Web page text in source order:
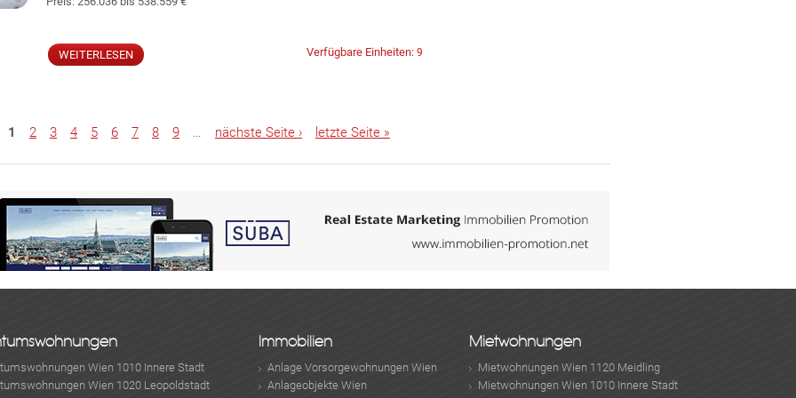
WEITERLESEN Verfügbare Einheiten: 9
1 2 3 4 5 6 7 8 9 … nächste Seite › letzte Seite »
Wien 1010 Innere Stadt
Wien 1020 Leopoldstadt
Immobilien
Anlage Vorsorgewohnungen Wien
Anlageobjekte Wien
Mietwohnungen
Mietwohnungen Wien 1120 Meidling
Mietwohnungen Wien 1010 Innere Stadt